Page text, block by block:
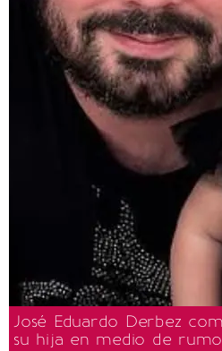
José Eduardo Derbez
su hija en medio de